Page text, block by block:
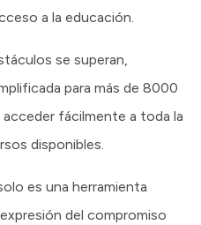
a la educación.
se superan,
para más de 8000
fácilmente a toda la
disponibles.
es una herramienta
del compromiso